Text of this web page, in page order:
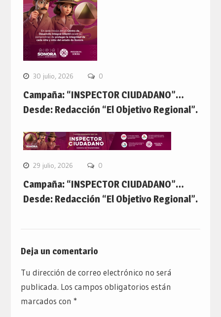
30 julio, 2026 0
Campaña: “INSPECTOR CIUDADANO”…
Desde: Redacción “El Objetivo Regional”.
29 julio, 2026 0
Campaña: “INSPECTOR CIUDADANO”…
Desde: Redacción “El Objetivo Regional”.
Deja un comentario
Tu dirección de correo electrónico no será
publicada. Los campos obligatorios están
marcados con *